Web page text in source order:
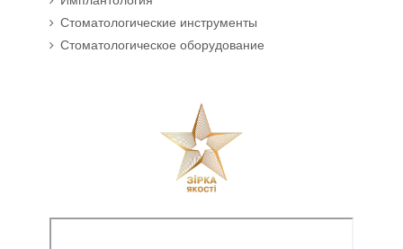
Стоматологические инструменты
Стоматологическое оборудование